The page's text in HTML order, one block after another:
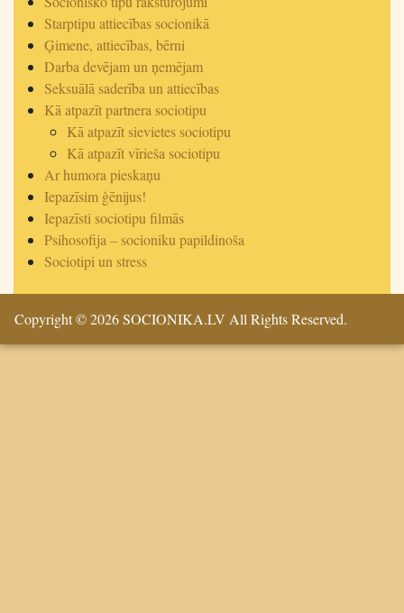
Starptipu attiecības socionikā
Ģimene, attiecības, bērni
Darba devējam un ņemējam
Seksuālā saderība un attiecības
Kā atpazīt partnera sociotipu
Kā atpazīt sievietes sociotipu
Kā atpazīt vīrieša sociotipu
Ar humora pieskaņu
Iepazīsim ģēnijus!
Iepazīsti sociotipu filmās
Psihosofija – socioniku papildinoša
Sociotipi un stress
Copyright © 2026 SOCIONIKA.LV All Rights Reserved.